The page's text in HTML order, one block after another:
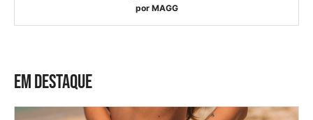
por MAGG
EM DESTAQUE